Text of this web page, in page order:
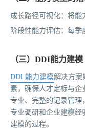
成长路径可视化：将能
阶段性能力评估：每季
（三）DDI能力建模
DDI 能力建模解决方案
素，确保人才定标与企
专业、完整的记录管理
专业调研和企业建模经
建模的过程。